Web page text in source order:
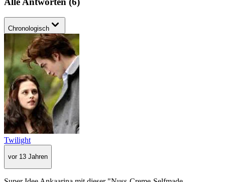
Chronologisch
Twilight
vor 13 Jahren